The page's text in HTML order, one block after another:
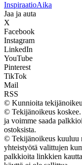
InspiraatioAika
Jaa ja auta
X
Facebook
Instagram
LinkedIn
YouTube
Pinterest
TikTok
Mail
RSS
© Kunnioita
© Tekijänoikeus koskee.
ja voimme saada
ostoksista.
© Tekijänoikeus kuuluu
yhteistyötä valittujen
palkkioita linkkien